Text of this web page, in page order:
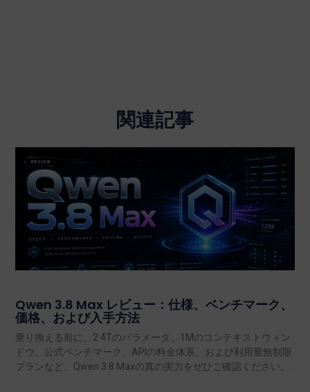
関連記事
Qwen 3.8 Max レビュー：仕様、ベンチマーク、
価格、および入手方法
乗り換える前に、2.4Tのパラメータ、1Mのコンテキストウィン
ドウ、公式ベンチマーク、APIの料金体系、および利用量無制限
プランなど、Qwen 3.8 Maxの真の実力をぜひご確認ください。.